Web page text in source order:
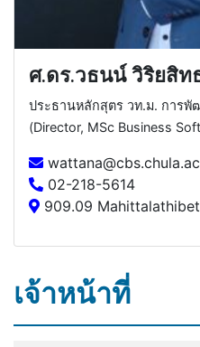
ศ.ดร.วธนน์ วิริยสิ
ประธานหลักสุตร วท.ม. การ
(Director, MSc Business
02-218-5614
909.09
เจ้าหน้าที่